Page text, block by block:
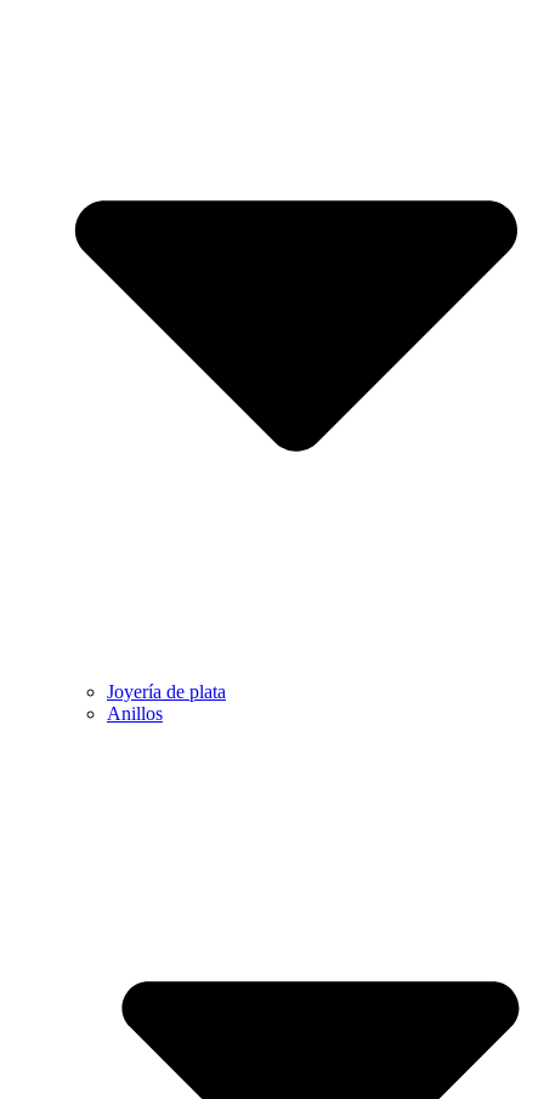
Joyería de plata
Anillos